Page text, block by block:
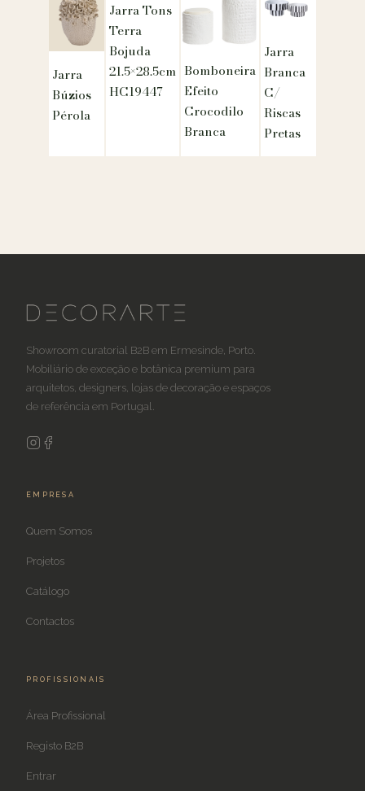
Jarra
Búzios
Pérola
Jarra Tons
Terra
Bojuda
21.5×28.5cm
HC19447
Bomboneira
Efeito
Crocodilo
Branca
Jarra
Branca
C/
Riscas
Pretas
Showroom curatorial B2B em Ermesinde, Porto.
Mobiliário de exceção e botânica premium para
arquitetos, designers, lojas de decoração e espaços
de referência em Portugal.
EMPRESA
Quem Somos
Projetos
Catálogo
Contactos
PROFISSIONAIS
Área Profissional
Registo B2B
Entrar